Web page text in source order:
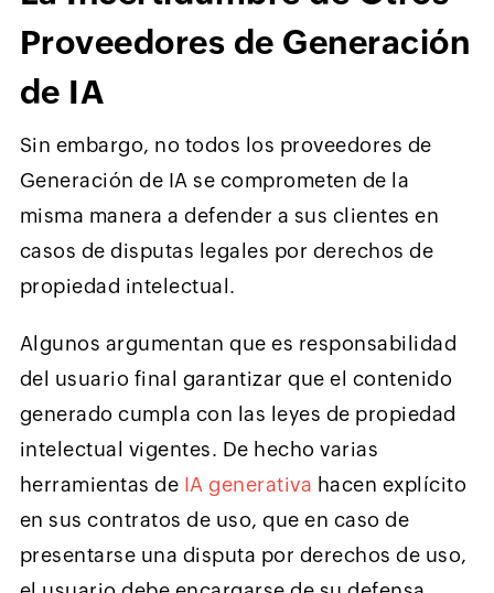
Proveedores de Generación
de IA
Sin embargo, no todos los proveedores de
Generación de IA se comprometen de la
misma manera a defender a sus clientes en
casos de disputas legales por derechos de
propiedad intelectual.
Algunos argumentan que es responsabilidad
del usuario final garantizar que el contenido
generado cumpla con las leyes de propiedad
intelectual vigentes. De hecho varias
herramientas de IA generativa hacen explícito
en sus contratos de uso, que en caso de
presentarse una disputa por derechos de uso,